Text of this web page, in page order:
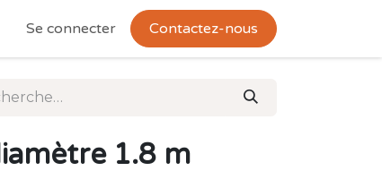
Se connecter Contactez-nous
1.8 m